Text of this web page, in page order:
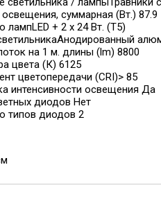
суммарная (Вт.) 87.9
лампLED + 2 х 24 Вт. (T5)
Анодированный
на 1 м. длины (lm) 8800
цвета (К) 6125
цветопередачи (CRI)> 85
интенсивности освещения Да
диодов Нет
типов диодов 2